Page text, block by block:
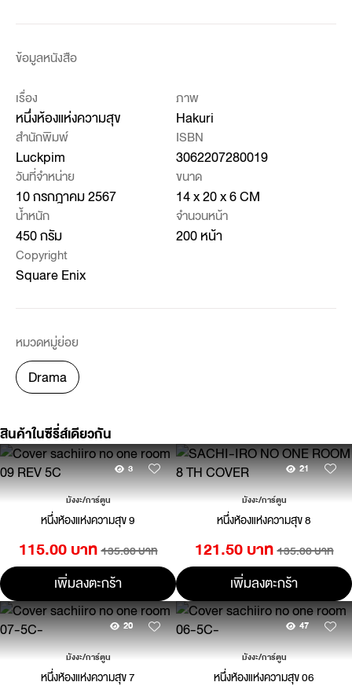
ข้อมูลหนังสือ
เรื่อง
หนึ่งห้องแห่งความสุข
ภาพ
Hakuri
สำนักพิมพ์
Luckpim
ISBN
3062207280019
วันที่จำหน่าย
10 กรกฎาคม 2567
ขนาด
14 x 20 x 6 CM
น้ำหนัก
450 กรัม
จำนวนหน้า
200 หน้า
Copyright
Square Enix
หมวดหมู่ย่อย
Drama
สินค้าในซีรี่ส์เดียวกัน
3
มังงะ/การ์ตูน
หนึ่งห้องแห่งความสุข 9
115.00 บาท 135.00 บาท
เพิ่มลงตะกร้า
21
มังงะ/การ์ตูน
หนึ่งห้องแห่งความสุข 8
121.50 บาท 135.00 บาท
เพิ่มลงตะกร้า
20
มังงะ/การ์ตูน
หนึ่งห้องแห่งความสุข 7
47
มังงะ/การ์ตูน
หนึ่งห้องแห่งความสุข 06